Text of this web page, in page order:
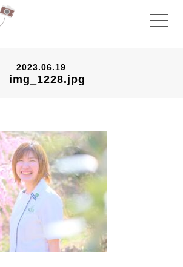
2023.06.19
img_1228.jpg